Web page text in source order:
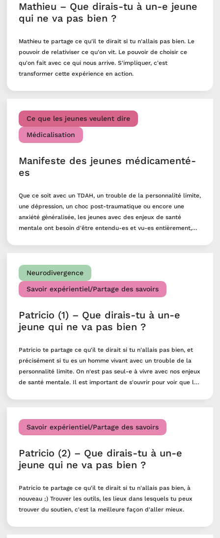
Mathieu – Que dirais-tu à un-e jeune
qui ne va pas bien ?
Mathieu te partage ce qu'il te dirait si tu n'allais pas bien. Le
pouvoir de relativiser ce qu'on vit. Le pouvoir de choisir ce
qu'on fait avec ce qui nous arrive. S'impliquer, c'est
Ce que les jeunes veulent dire
Médicalisation
Manifeste des jeunes médicamenté-
es
Que ce soit avec un TDAH, un trouble de la personnalité limite,
une dépression, un choc post-traumatique ou encore une
anxiété généralisée, les jeunes avec des enjeux de santé
mentale ont besoin d'être entendu-es et vu-es entièrement,
consentement libre et éclairé dans leur traitement L'attente,
jusqu'à parfois 2 ans, pour recevoir l'aide adéquate donne le
sentiment aux jeunes d'être abandonné-es et délaissé-es par
reconnait pas notre participation égalitaire sur tout question
qui concerne NOTRE santé mentale. »
Neurodivergence
Savoir expérientiel/Partage des savoirs
Patricio (1) – Que dirais-tu à un-e
jeune qui ne va pas bien ?
Patricio te partage ce qu'il te dirait si tu n'allais pas bien, et
précisément si tu es un homme vivant avec un trouble de la
personnalité limite. On n'est pas seul-e à vivre avec nos enjeux
de santé mentale. Il est important de s'ouvrir pour voir que les
déstigmatiser et d'être simplement écouté-e.
Savoir expérientiel/Partage des savoirs
Patricio (2) – Que dirais-tu à un-e
jeune qui ne va pas bien ?
Patricio te partage ce qu'il te dirait si tu n'allais pas bien, à
nouveau ;) Trouver les outils, les lieux dans lesquels tu peux
trouver du soutien, c'est la meilleure façon d'aller mieux.